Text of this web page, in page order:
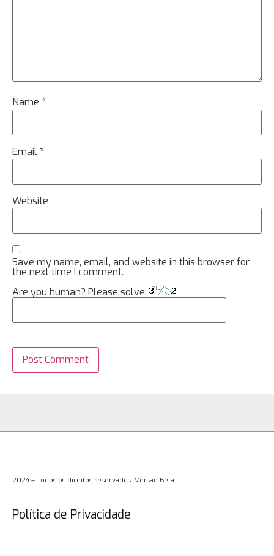
Name *
Email*
Website
Save my name, email, and website in this browser for
the next time I comment.
Are you human? Please solve:
2024 – Todos os direitos reservados. Versão Beta.
Política de Privacidade